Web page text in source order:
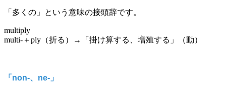
「多くの」という意味の接頭辞です。
multiply
multi-＋ply（折る）→「掛け算する、増殖する」（動）
「non-、ne-」